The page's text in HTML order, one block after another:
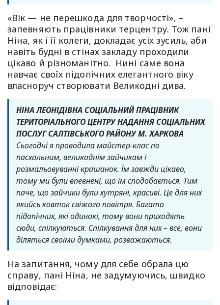
«Вік — не перешкода для творчості», –
запевняють працівники терцентру. Тож пані
Ніна, як і її колеги, докладає усіх зусиль, аби
навіть будні в стінах закладу проходили
цікаво й різноманітно. Нині саме вона
навчає своїх підопічних елегантного віку
власноруч створювати Великодні дива.
НІНА ЛЕОНІДІВНА СОЦІАЛЬНИЙ ПРАЦІВНИК
ТЕРИТОРІАЛЬНОГО ЦЕНТРУ НАДАННЯ СОЦІАЛЬНИХ
ПОСЛУГ САЛТІВСЬКОГО РАЙОНУ М. ХАРКОВА
Сьогодні я проводила майстер-клас по
пасхальним, великоднім зайчикам і
розмальовуванні крашанок. Їм завжди цікаво,
тому ми були впевнені, що їм сподобається. Тим
паче, що зайчики були хутряні, красиві. Це для них
якийсь ковток свіжого повітря. Багато
підопічних, які одинокі, тому вони приходять
сюди, спілкуються. Спілкування для них – все, вони
діляться своїми думками, розважаються.
На запитання, чому для себе обрала цю
справу, пані Ніна, не задумуючись, швидко
відповідає: